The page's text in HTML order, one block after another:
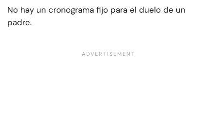
No hay un cronograma fijo para el duelo de un
padre.